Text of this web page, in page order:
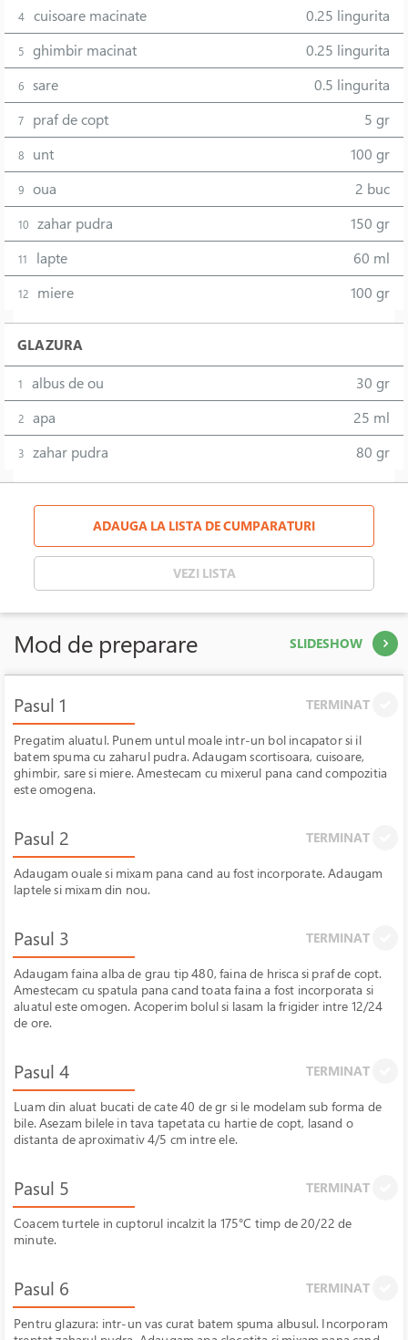
4 cuisoare macinate 0.25 lingurita
5 ghimbir macinat 0.25 lingurita
6 sare 0.5 lingurita
7 praf de copt 5 gr
8 unt 100 gr
9 oua 2 buc
10 zahar pudra 150 gr
11 lapte 60 ml
12 miere 100 gr
GLAZURA
1 albus de ou 30 gr
2 apa 25 ml
3 zahar pudra 80 gr
ADAUGA LA LISTA DE CUMPARATURI
VEZI LISTA
Mod de preparare SLIDESHOW
Pasul 1 TERMINAT
Pregatim aluatul. Punem untul moale intr-un bol incapator si il
batem spuma cu zaharul pudra. Adaugam scortisoara, cuisoare,
ghimbir, sare si miere. Amestecam cu mixerul pana cand compozitia
este omogena.
Pasul 2 TERMINAT
Adaugam ouale si mixam pana cand au fost incorporate. Adaugam
laptele si mixam din nou.
Pasul 3 TERMINAT
Adaugam faina alba de grau tip 480, faina de hrisca si praf de copt.
Amestecam cu spatula pana cand toata faina a fost incorporata si
aluatul este omogen. Acoperim bolul si lasam la frigider intre 12/24
de ore.
Pasul 4 TERMINAT
Luam din aluat bucati de cate 40 de gr si le modelam sub forma de
bile. Asezam bilele in tava tapetata cu hartie de copt, lasand o
distanta de aproximativ 4/5 cm intre ele.
Pasul 5 TERMINAT
Coacem turtele in cuptorul incalzit la 175°C timp de 20/22 de
minute.
Pasul 6 TERMINAT
Pentru glazura: intr-un vas curat batem spuma albusul. Incorporam